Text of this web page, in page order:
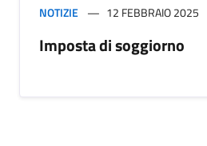
NOTIZIE 12 FEBBRAIO 2025
Imposta di soggiorno